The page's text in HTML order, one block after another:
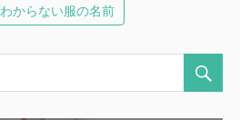
わからない服の名前